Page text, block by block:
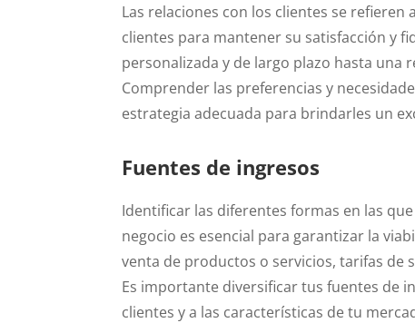
Las relaciones con los clientes se
clientes para mantener su satisfacción y
personalizada y de largo plazo hasta una
Comprender las preferencias y
estrategia adecuada para brindarles un
Fuentes de ingresos
Identificar las diferentes formas en las
negocio es esencial para garantizar la
venta de productos o servicios, tarifas de
Es importante diversificar tus fuentes de
clientes y a las características de tu